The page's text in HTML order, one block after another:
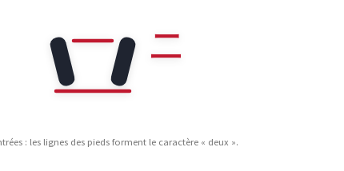
二
: les lignes des pieds forment le caractère « deux ».